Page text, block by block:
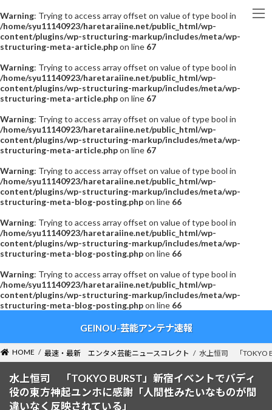
Warning: Trying to access array offset on value of type bool in
/home/syu11140923/haretaraiine.net/public_html/wp-
content/plugins/wp-structuring-markup/includes/meta/wp-
structuring-meta-article.phpon line 67
Warning: Trying to access array offset on value of type bool in
/home/syu11140923/haretaraiine.net/public_html/wp-
content/plugins/wp-structuring-markup/includes/meta/wp-
structuring-meta-article.phpon line 67
Warning: Trying to access array offset on value of type bool in
/home/syu11140923/haretaraiine.net/public_html/wp-
content/plugins/wp-structuring-markup/includes/meta/wp-
structuring-meta-article.phpon line 67
Warning: Trying to access array offset on value of type bool in
/home/syu11140923/haretaraiine.net/public_html/wp-
content/plugins/wp-structuring-markup/includes/meta/wp-
structuring-meta-blog-posting.phpon line 66
Warning: Trying to access array offset on value of type bool in
/home/syu11140923/haretaraiine.net/public_html/wp-
content/plugins/wp-structuring-markup/includes/meta/wp-
structuring-meta-blog-posting.phpon line 66
Warning: Trying to access array offset on value of type bool in
/home/syu11140923/haretaraiine.net/public_html/wp-
content/plugins/wp-structuring-markup/includes/meta/wp-
structuring-meta-blog-posting.phpon line 66
ン
ツ
ー
シ
GEINOU-芸能アンテナ速報
HOME 最速・最新 エンタメ芸能ニュースコレクト 水上恒司 「TOKYO
水上恒司 「TOKYO BURST」新宿イベントでバディ
役の東方神起ユンホに感謝「人間性みたいなものが間
違いなく反映されている」